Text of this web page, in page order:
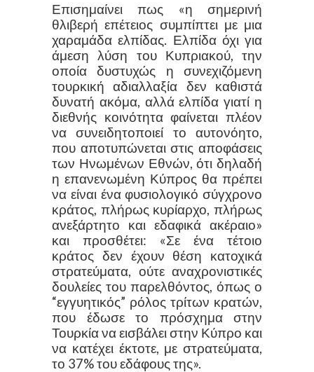
Επισημαίνει πως «η σημερινή
θλιβερή επέτειος συμπίπτει με μια
χαραμάδα ελπίδας. Ελπίδα όχι για
άμεση λύση του Κυπριακού, την
οποία δυστυχώς η συνεχιζόμενη
τουρκική αδιαλλαξία δεν καθιστά
δυνατή ακόμα, αλλά ελπίδα γιατί η
διεθνής κοινότητα φαίνεται πλέον
να συνειδητοποιεί το αυτονόητο,
που αποτυπώνεται στις αποφάσεις
των Ηνωμένων Εθνών, ότι δηλαδή
η επανενωμένη Κύπρος θα πρέπει
να είναι ένα φυσιολογικό σύγχρονο
κράτος, πλήρως κυρίαρχο, πλήρως
ανεξάρτητο και εδαφικά ακέραιο»
και προσθέτει: «Σε ένα τέτοιο
κράτος δεν έχουν θέση κατοχικά
στρατεύματα, ούτε αναχρονιστικές
δουλείες του παρελθόντος, όπως ο
“εγγυητικός” ρόλος τρίτων κρατών,
που έδωσε το πρόσχημα στην
Τουρκία να εισβάλει στην Κύπρο και
να κατέχει έκτοτε, με στρατεύματα,
το 37% του εδάφους της».